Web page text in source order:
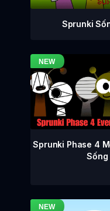
Sprunki
Sprunki Phase 4
Sống